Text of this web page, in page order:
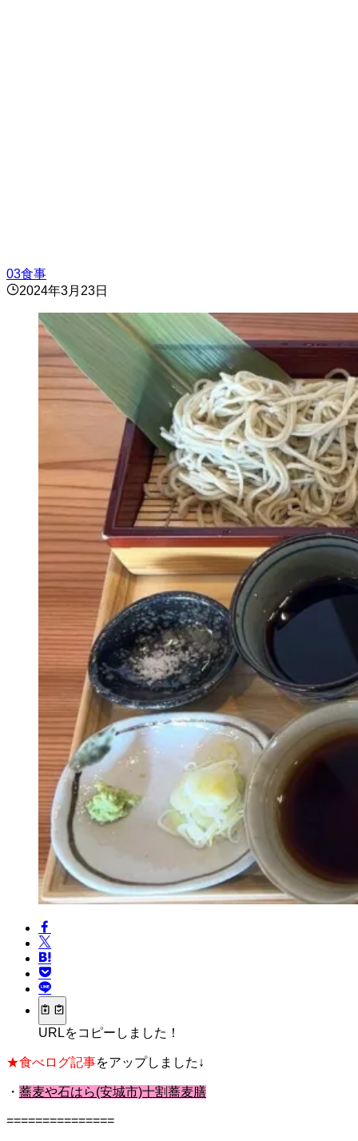
03食事
2024年3月23日
URLをコピーしました！
★食べログ記事をアップしました↓
・ 蕎麦や石はら(安城市)十割蕎麦膳
===============